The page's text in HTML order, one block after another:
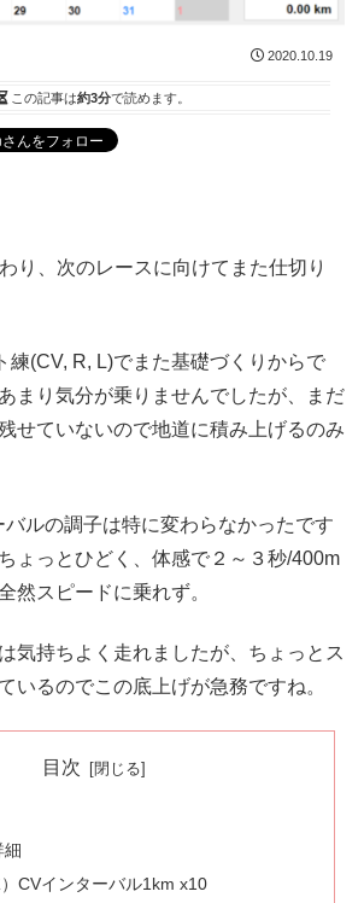
2020.10.19
この記事は約3分で読めます。
り、次のレースに向けてまた仕切り
練(CV, R, L)でまた基礎づくりからで
まり気分が乗りませんでしたが、まだ
せていないので地道に積み上げるのみ
ルの調子は特に変わらなかったです
ょっとひどく、体感で２～３秒/400m
然スピードに乗れず。
気持ちよく走れましたが、ちょっとス
いるのでこの底上げが急務ですね。
目次
細
CVインターバル1km x10